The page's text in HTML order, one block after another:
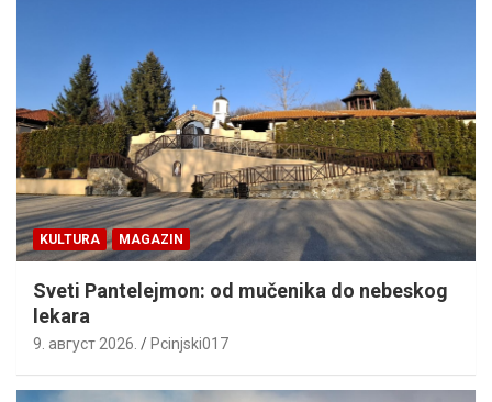
KULTURA MAGAZIN
Sveti Pantelejmon: od mučenika do nebeskog
lekara
9. август 2026. Pcinjski017